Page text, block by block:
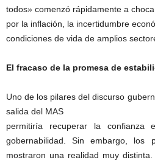
todos» comenzó rápidamente a
por la inflación, la incertidumbre
condiciones de vida de amplios
El fracaso de la promesa de
Uno de los pilares del discurso
salida del MAS
permitiría recuperar la confianza
gobernabilidad. Sin embargo, los
mostraron una realidad muy